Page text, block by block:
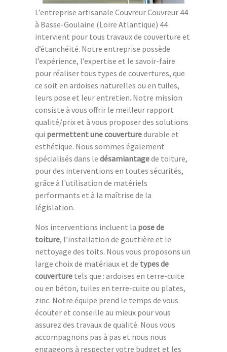
L’entreprise artisanale Couvreur Couvreur 44
à Basse-Goulaine (Loire Atlantique) 44
intervient pour tous travaux de couverture et
d’étanchéité. Notre entreprise possède
l’expérience, l’expertise et le savoir-faire
pour réaliser tous types de couvertures, que
ce soit en ardoises naturelles ou en tuiles,
leurs pose et leur entretien. Notre mission
consiste à vous offrir le meilleur rapport
qualité/prix et à vous proposer des solutions
qui permettent une couverturedurable et
esthétique. Nous sommes également
spécialisés dans le désamiantagede toiture,
pour des interventions en toutes sécurités,
grâce à l'utilisation de matériels
performants et à la maîtrise de la
législation.
Nos interventions incluent la pose de
toiture, l’installation de gouttière et le
nettoyage des toits. Nous vous proposons un
large choix de matériaux et de types de
couverture tels que : ardoises en terre-cuite
ou en béton, tuiles en terre-cuite ou plates,
zinc. Notre équipe prend le temps de vous
écouter et conseille au mieux pour vous
assurez des travaux de qualité. Nous vous
accompagnons pas à pas et nous nous
engageons à respecter votre budget et les